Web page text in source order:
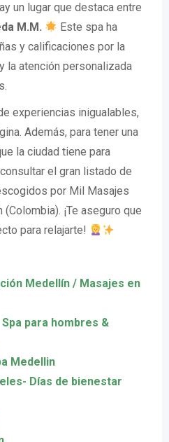
un lugar que destaca entre
M.M.
Este spa ha
y calificaciones por la
la atención personalizada
experiencias inigualables,
Además, para tener una
la ciudad tiene para
el gran listado de
por Mil Masajes
¡Te aseguro que
para relajarte!
Medellín / Masajes en
para hombres &
Medellin
Días de bienestar